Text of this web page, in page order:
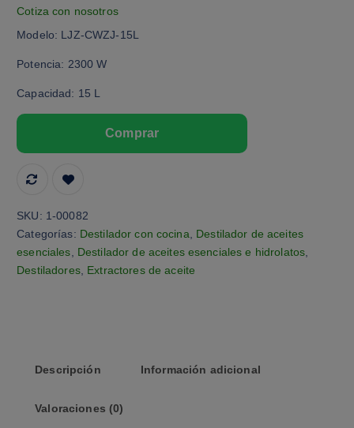
Cotiza con nosotros
Modelo: LJZ-CWZJ-15L
Potencia: 2300 W
Capacidad: 15 L
SKU: 1-00082
Categorías: Destilador con cocina, Destilador de aceites
esenciales, Destilador de aceites esenciales e hidrolatos,
Destiladores, Extractores de aceite
Descripción Información adicional
Valoraciones (0)